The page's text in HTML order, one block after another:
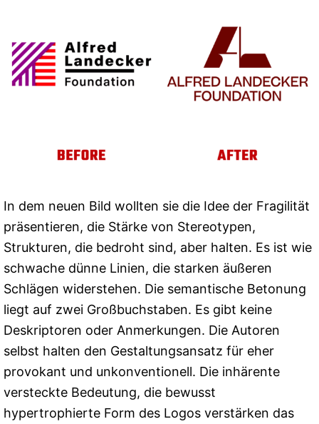
In dem neuen Bild wollten sie die Idee der Fragilität
präsentieren, die Stärke von Stereotypen,
Strukturen, die bedroht sind, aber halten. Es ist wie
schwache dünne Linien, die starken äußeren
Schlägen widerstehen. Die semantische Betonung
liegt auf zwei Großbuchstaben. Es gibt keine
Deskriptoren oder Anmerkungen. Die Autoren
selbst halten den Gestaltungsansatz für eher
provokant und unkonventionell. Die inhärente
versteckte Bedeutung, die bewusst
hypertrophierte Form des Logos verstärken das